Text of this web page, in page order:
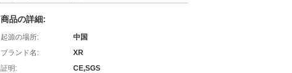
商品の詳細:
起源の場所:
中国
ブランド名:
XR
証明:
CE,SGS